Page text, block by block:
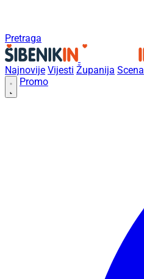
Pretraga
Najnovije Vijesti Županija Scena
Promo